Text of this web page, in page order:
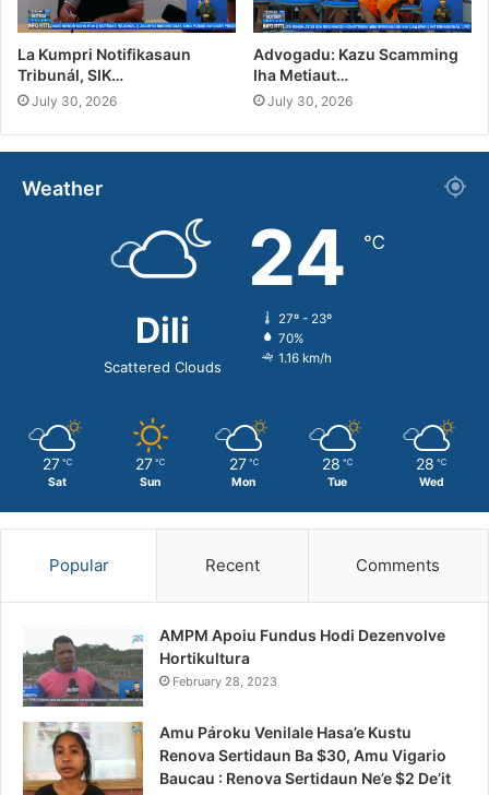
La Kumpri Notifikasaun
Tribunál, SIK…
July 30, 2026
Advogadu: Kazu Scamming
Iha Metiaut…
July 30, 2026
Weather
Dili
Scattered Clouds
24 ℃
27º - 23º
70%
1.16 km/h
27 ℃
Sat
27 ℃
Sun
27 ℃
Mon
28 ℃
Tue
28 ℃
Wed
Popular Recent Comments
AMPM Apoiu Fundus Hodi Dezenvolve
Hortikultura
February 28, 2023
Amu Pároku Venilale Hasa’e Kustu
Renova Sertidaun Ba $30, Amu Vigario
Baucau : Renova Sertidaun Ne’e $2 De’it